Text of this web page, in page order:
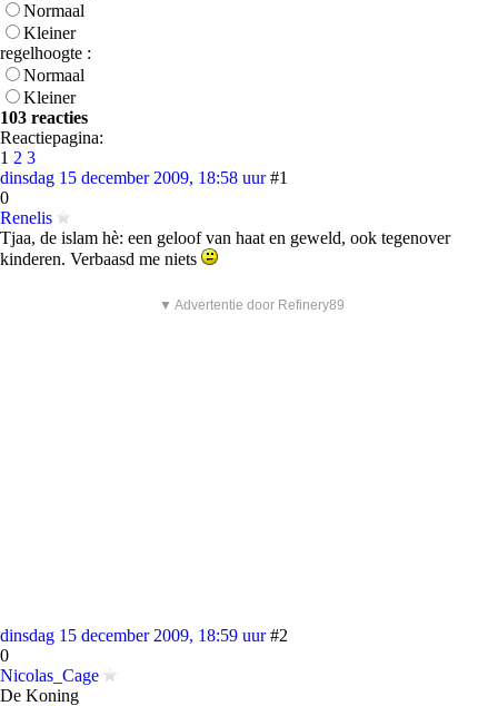
Normaal
Kleiner
regelhoogte :
Normaal
Kleiner
103 reacties
Reactiepagina:
1 2 3
dinsdag 15 december 2009, 18:58 uur #1
0
Renelis
Tjaa, de islam hè: een geloof van haat en geweld, ook tegenover
kinderen. Verbaasd me niets
▼ Advertentie door Refinery89
dinsdag 15 december 2009, 18:59 uur #2
0
Nicolas_Cage
De Koning